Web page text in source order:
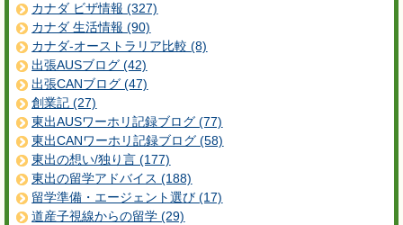
カナダ ビザ情報 (327)
カナダ 生活情報 (90)
カナダ-オーストラリア比較 (8)
出張AUSブログ (42)
出張CANブログ (47)
創業記 (27)
東出AUSワーホリ記録ブログ (77)
東出CANワーホリ記録ブログ (58)
東出の想い/独り言 (177)
東出の留学アドバイス (188)
留学準備・エージェント選び (17)
道産子視線からの留学 (29)